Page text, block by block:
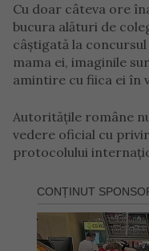
Cu doar câteva ore
bucura alături de
câștigată la
mama ei, imaginile
amintire cu fiica ei în
Autoritățile române
vedere oficial cu
protocolului